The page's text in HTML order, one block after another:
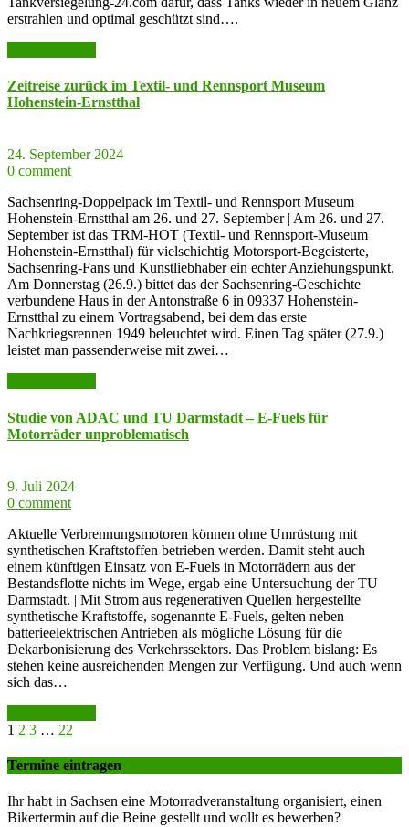
erstrahlen und optimal geschützt sind….
Zeitreise zurück im Textil- und Rennsport Museum
Hohenstein-Ernstthal
24. September 2024
0 comment
Sachsenring-Doppelpack im Textil- und Rennsport Museum
Hohenstein-Ernstthal am 26. und 27. September | Am 26. und 27.
September ist das TRM-HOT (Textil- und Rennsport-Museum
Hohenstein-Ernstthal) für vielschichtig Motorsport-Begeisterte,
Sachsenring-Fans und Kunstliebhaber ein echter Anziehungspunkt.
Am Donnerstag (26.9.) bittet das der Sachsenring-Geschichte
verbundene Haus in der Antonstraße 6 in 09337 Hohenstein-
Ernstthal zu einem Vortragsabend, bei dem das erste
Nachkriegsrennen 1949 beleuchtet wird. Einen Tag später (27.9.)
leistet man passenderweise mit zwei…
Studie von ADAC und TU Darmstadt – E-Fuels für
Motorräder unproblematisch
9. Juli 2024
0 comment
Aktuelle Verbrennungsmotoren können ohne Umrüstung mit
synthetischen Kraftstoffen betrieben werden. Damit steht auch
einem künftigen Einsatz von E-Fuels in Motorrädern aus der
Bestandsflotte nichts im Wege, ergab eine Untersuchung der TU
Darmstadt. | Mit Strom aus regenerativen Quellen hergestellte
synthetische Kraftstoffe, sogenannte E-Fuels, gelten neben
batterieelektrischen Antrieben als mögliche Lösung für die
Dekarbonisierung des Verkehrssektors. Das Problem bislang: Es
stehen keine ausreichenden Mengen zur Verfügung. Und auch wenn
sich das…
1 2 3 … 22
Termine eintragen
Ihr habt in Sachsen eine Motorradveranstaltung organisiert, einen
Bikertermin auf die Beine gestellt und wollt es bewerben?